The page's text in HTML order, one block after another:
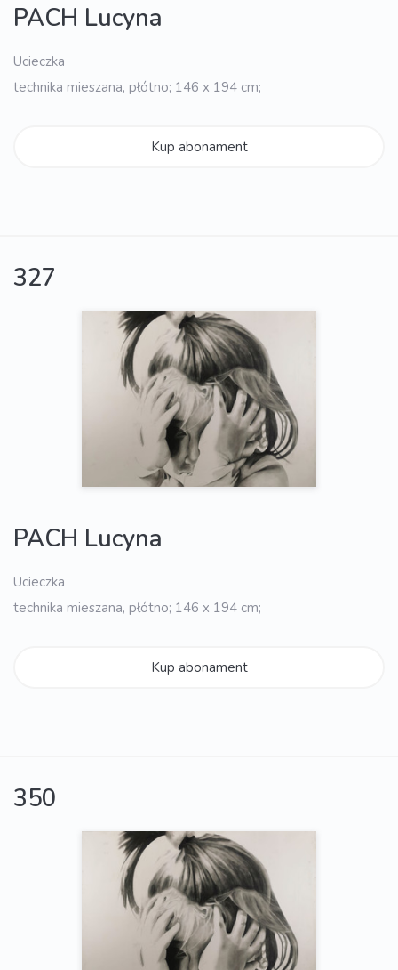
PACH Lucyna
Ucieczka
technika mieszana, płótno; 146 x 194 cm;
Kup abonament
327
PACH Lucyna
Ucieczka
technika mieszana, płótno; 146 x 194 cm;
Kup abonament
350